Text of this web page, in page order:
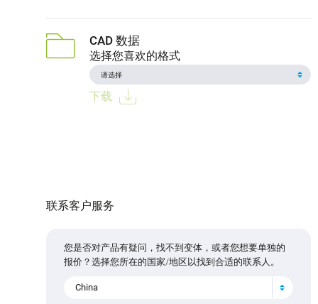
CAD 数据
选择您喜欢的格式
下载
联系客户服务
您是否对产品有疑问，找不到变体，或者您想要单独的
报价？选择您所在的国家/地区以找到合适的联系人。
China